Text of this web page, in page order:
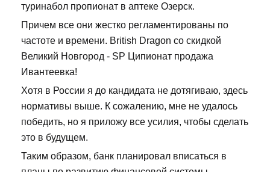
туринабол пропионат в аптеке Озерск.
Причем все они жестко регламентированы по
частоте и времени. British Dragon со скидкой
Великий Новгород - SP Ципионат продажа
Ивантеевка!
Хотя в России я до кандидата не дотягиваю, здесь
нормативы выше. К сожалению, мне не удалось
победить, но я приложу все усилия, чтобы сделать
это в будущем.
Таким образом, банк планировал вписаться в